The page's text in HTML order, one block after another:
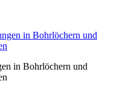
in Bohrlöchern und